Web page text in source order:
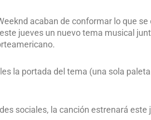
acaban de conformar lo que
jueves un nuevo tema musical
la portada del tema (una sola
sociales, la canción estrenará